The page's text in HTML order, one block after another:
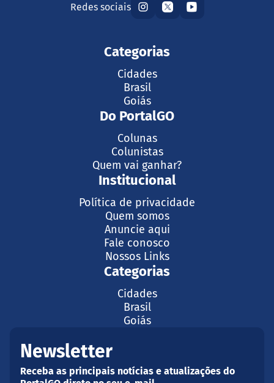
Redes sociais
Categorias
Cidades
Brasil
Goiás
Do PortalGO
Colunas
Colunistas
Quem vai ganhar?
Institucional
Política de privacidade
Quem somos
Anuncie aqui
Fale conosco
Nossos Links
Categorias
Cidades
Brasil
Goiás
Newsletter
Receba as principais notícias e atualizações do